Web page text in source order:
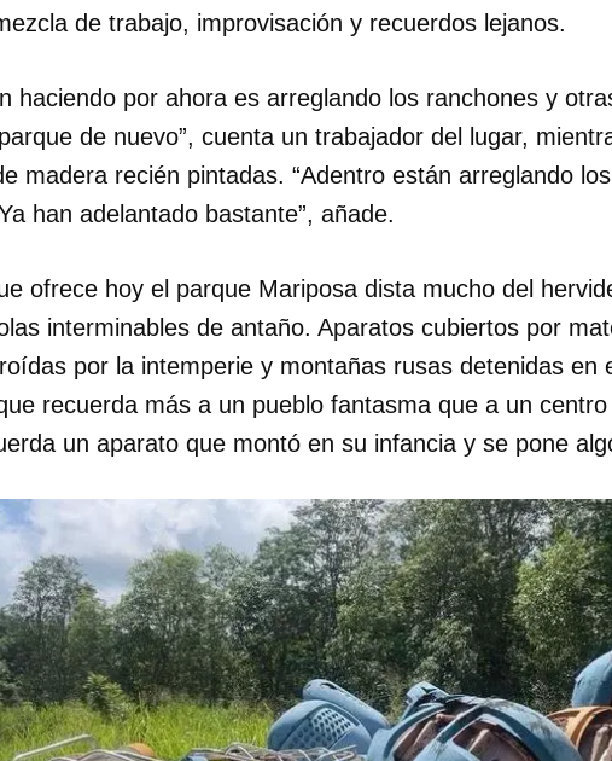
de trabajo, improvisación y recuerdos lejanos.
haciendo por ahora es arreglando los ranchones y
de nuevo”, cuenta un trabajador del lugar,
madera recién pintadas. “Adentro están arreglando
han adelantado bastante”, añade.
ofrece hoy el parque Mariposa dista mucho del
interminables de antaño. Aparatos cubiertos por
por la intemperie y montañas rusas detenidas en
recuerda más a un pueblo fantasma que a un
un aparato que montó en su infancia y se pone